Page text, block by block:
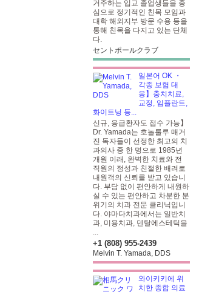
거주하는 입교 졸업생들을 중
심으로 정기적인 친목 모임과
대학 해외지부 방문 수용 등을
통해 친목을 다지고 있는 단체
다.
セントポールクラブ
일본어 OK ・
각종 보험 대
응】충치치료,
교정, 임플란트,
화이트닝 등...
신규, 응급환자도 접수 가능】
Dr. Yamada는 호놀룰루 매거
진 독자들이 선정한 최고의 치
과의사 중 한 명으로 1985년
개원 이래, 완벽한 치료와 전
직원의 정성과 친절한 배려로
내원객의 신뢰를 받고 있습니
다. 부담 없이 편안하게 내원하
실 수 있는 편안하고 차분한 분
위기의 치과 전문 클리닉입니
다. 야마다치과에서는 일반치
과, 미용치과, 덴탈에스테틱을
...
+1 (808) 955-2439
Melvin T. Yamada, DDS
와이키키에 위
치한 종합 의료